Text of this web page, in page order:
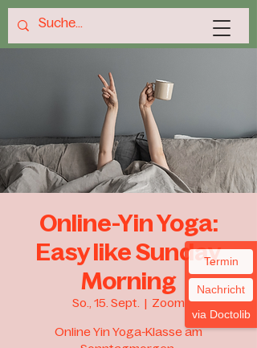
Termin
Nachricht
via Doctolib
Online-Yin Yoga:
Easy like Sunday
Morning
So., 15. Sept.
  |
Zoom
Online Yin Yoga-Klasse am